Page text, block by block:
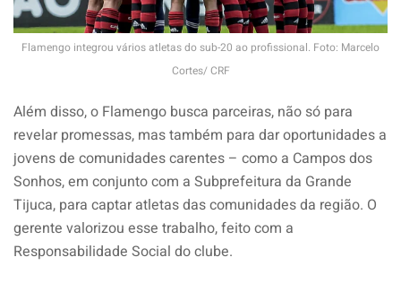
Flamengo integrou vários atletas do sub-20 ao profissional. Foto: Marcelo
Cortes/ CRF
Além disso, o Flamengo busca parceiras, não só para
revelar promessas, mas também para dar oportunidades a
jovens de comunidades carentes – como a Campos dos
Sonhos, em conjunto com a Subprefeitura da Grande
Tijuca, para captar atletas das comunidades da região. O
gerente valorizou esse trabalho, feito com a
Responsabilidade Social do clube.